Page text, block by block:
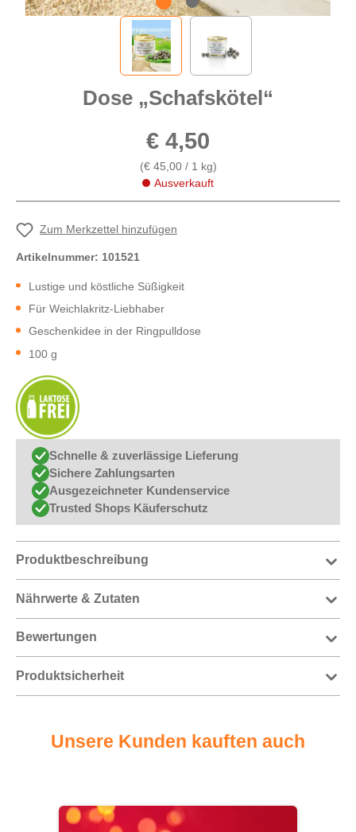
Dose „Schafskötel“
€ 4,50
(€ 45,00 / 1 kg)
Ausverkauft
Zum Merkzettel hinzufügen
Artikelnummer: 101521
Lustige und köstliche Süßigkeit
Für Weichlakritz-Liebhaber
Geschenkidee in der Ringpulldose
100 g
Schnelle & zuverlässige Lieferung
Sichere Zahlungsarten
Ausgezeichneter Kundenservice
Trusted Shops Käuferschutz
Produktbeschreibung
Nährwerte & Zutaten
Bewertungen
Produktsicherheit
Unsere Kunden kauften auch
Produktgalerie überspringen